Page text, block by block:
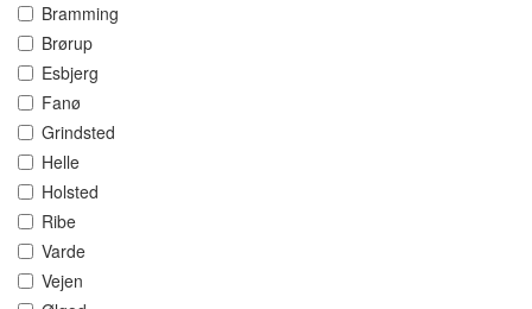
Bramming
Brørup
Esbjerg
Fanø
Grindsted
Helle
Holsted
Ribe
Varde
Vejen